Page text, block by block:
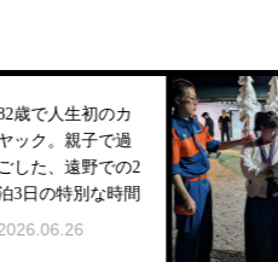
のカ
で過
での2
時間